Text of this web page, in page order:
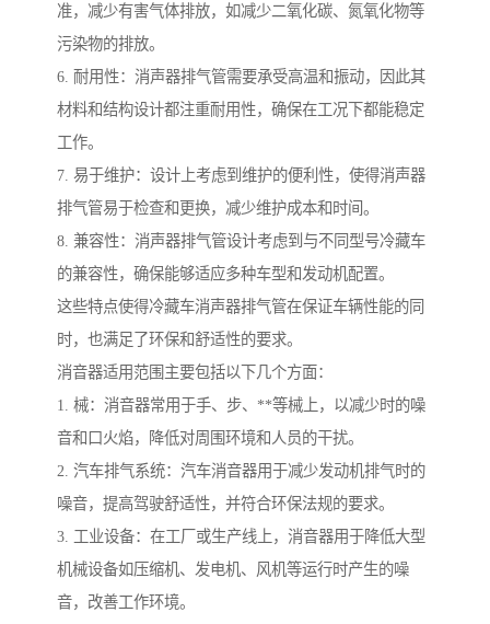
准，减少有害气体排放，如减少二氧化碳、氮氧化物等
污染物的排放。
6. 耐用性：消声器排气管需要承受高温和振动，因此其
材料和结构设计都注重耐用性，确保在工况下都能稳定
工作。
7. 易于维护：设计上考虑到维护的便利性，使得消声器
排气管易于检查和更换，减少维护成本和时间。
8. 兼容性：消声器排气管设计考虑到与不同型号冷藏车
的兼容性，确保能够适应多种车型和发动机配置。
这些特点使得冷藏车消声器排气管在保证车辆性能的同
时，也满足了环保和舒适性的要求。
消音器适用范围主要包括以下几个方面：
1. 械：消音器常用于手、步、**等械上，以减少时的噪
音和口火焰，降低对周围环境和人员的干扰。
2. 汽车排气系统：汽车消音器用于减少发动机排气时的
噪音，提高驾驶舒适性，并符合环保法规的要求。
3. 工业设备：在工厂或生产线上，消音器用于降低大型
机械设备如压缩机、发电机、风机等运行时产生的噪
音，改善工作环境。